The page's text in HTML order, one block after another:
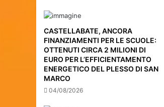
CASTELLABATE, ANCORA
FINANZIAMENTI PER LE SCUOLE:
OTTENUTI CIRCA 2 MILIONI DI
EURO PER L’EFFICIENTAMENTO
ENERGETICO DEL PLESSO DI SAN
MARCO
04/08/2026